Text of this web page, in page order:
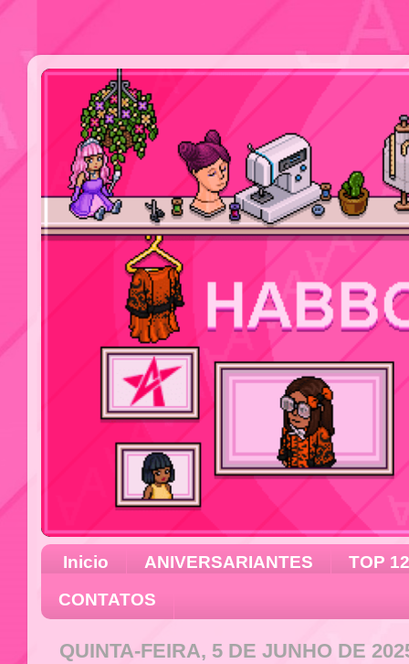
Inicio ANIVERSARIANTES
TOP 12
CONTATOS
QUINTA-FEIRA, 5 DE JUNHO DE